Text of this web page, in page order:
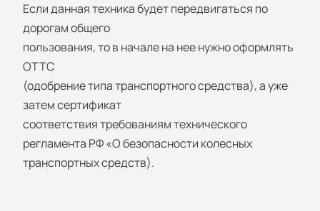
Если данная техника будет передвигаться по
дорогам общего
пользования, то в начале на нее нужно оформлять
ОТТС
(одобрение типа транспортного средства), а уже
затем сертификат
соответствия требованиям технического
регламента РФ «О безопасности колесных
транспортных средств).